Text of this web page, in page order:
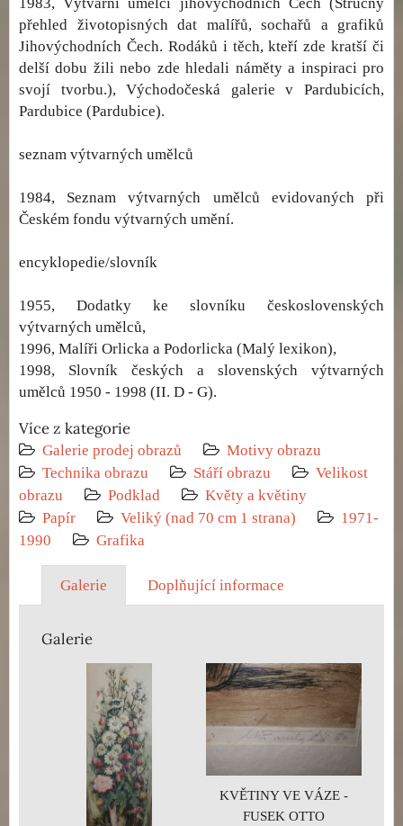
1983, Výtvarní umělci jihovýchodních Čech (Stručný
přehled životopisných dat malířů, sochařů a grafiků
Jihovýchodních Čech. Rodáků i těch, kteří zde kratší či
delší dobu žili nebo zde hledali náměty a inspiraci pro
svojí tvorbu.), Východočeská galerie v Pardubicích,
Pardubice (Pardubice).
seznam výtvarných umělců
1984, Seznam výtvarných umělců evidovaných při
Českém fondu výtvarných umění.
encyklopedie/slovník
1955, Dodatky ke slovníku československých
výtvarných umělců,
1996, Malíři Orlicka a Podorlicka (Malý lexikon),
1998, Slovník českých a slovenských výtvarných
umělců 1950 - 1998 (II. D - G).
Více z kategorie
Galerie prodej obrazů
Motivy obrazu
Technika obrazu
Stáří obrazu
Velikost
obrazu
Podklad
Květy a květiny
Papír
Veliký (nad 70 cm 1 strana)
1971-
1990
Grafika
Galerie Doplňující informace
Galerie
KVĚTINY VE VÁZE -
FUSEK OTTO